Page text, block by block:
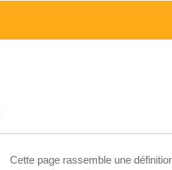
Cette page rassemble une